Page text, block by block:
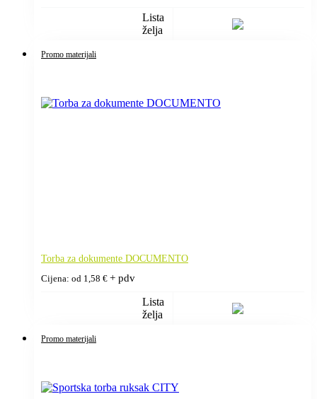
Lista
želja
Promo materijali
Torba za dokumente DOCUMENTO
Cijena: od 1,58 € + pdv
Lista
želja
Promo materijali